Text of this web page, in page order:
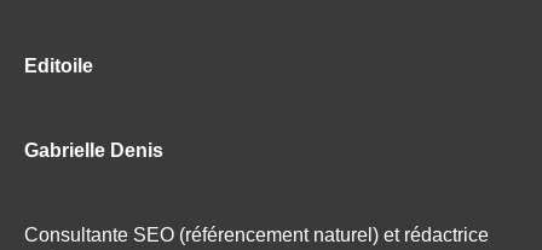
Editoile
Gabrielle Denis
Consultante SEO (référencement naturel) et rédactrice